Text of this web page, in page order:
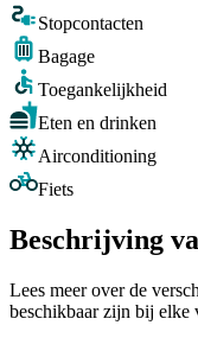
Stopcontacten
Bagage
Toegankelijkheid
Eten en drinken
Airconditioning
Fiets
Beschrijving
Lees meer over de
beschikbaar zijn bij elke